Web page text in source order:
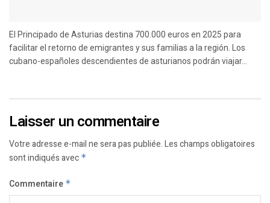
El Principado de Asturias destina 700.000 euros en 2025 para
facilitar el retorno de emigrantes y sus familias a la región. Los
cubano-españoles descendientes de asturianos podrán viajar...
Laisser un commentaire
Votre adresse e-mail ne sera pas publiée.Les champs obligatoires
sont indiqués avec *
Commentaire *